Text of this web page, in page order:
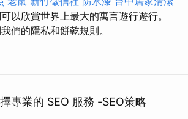
以欣賞世界上最大的寓言遊行遊行。
們的隱私和餅乾規則。
專業的 SEO 服務 -SEO策略